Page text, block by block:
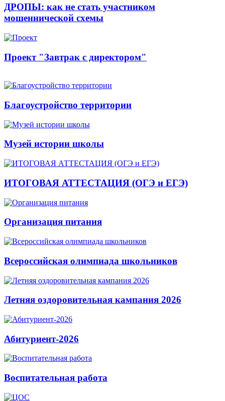
ДРОПЫ: как не стать участником
мошеннической схемы
Проект "Завтрак с директором"
Благоустройство территории
Музей истории школы
ИТОГОВАЯ АТТЕСТАЦИЯ (ОГЭ и ЕГЭ)
Организация питания
Всероссийская олимпиада школьников
Летняя оздоровительная кампания 2026
Абитуриент-2026
Воспитательная работа